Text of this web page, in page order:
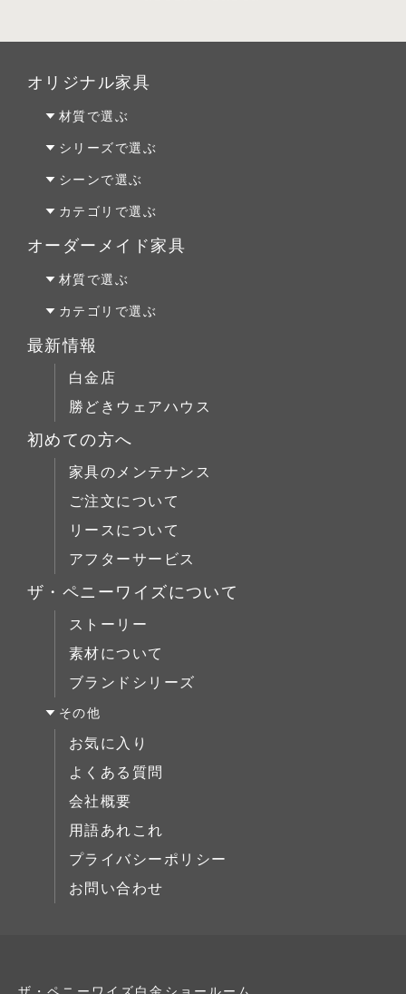
オリジナル家具
材質で選ぶ
オーク材
パイン材
チェリー材
シリーズで選ぶ
Penny Wise(ペニーワイズ)
colonalteak(コロニアルチーク)
Lloyd Loom(ロイドルーム)
シーンで選ぶ
リビング
ダイニング
カテゴリで選ぶ
テーブルALL
テーブルS
チェア
キャビネット
コーヒーテーブル
ローボード
チェスト
ブックケース
デスク
ベッド
ミラー/スモールアイテム
サイドボード
展示中
オーダーメイド家具
オーダーファニチャー
オーダーキッチン＆洗面
リフォーム
材質で選ぶ
オーク材
パイン材
チェリー材
カテゴリで選ぶ
テーブルALL
テーブルS
テーブルM
テーブルL
ブックケース
デスク
ベッド
ミラー/スモールアイテム
サイドボード
展示中
最新情報
白金店
勝どきウェアハウス
初めての方へ
家具のメンテナンス
ご注文について
リースについて
アフターサービス
ザ・ペニーワイズについて
ストーリー
素材について
ブランドシリーズ
その他
お気に入り
よくある質問
会社概要
用語あれこれ
プライバシーポリシー
お問い合わせ
ザ・ペニーワイズ白金ショールーム